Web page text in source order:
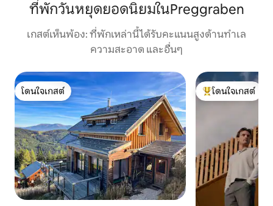
ที่พักวันหยุดยอดนิยมในPreggraben
เกสต์เห็นพ้อง: ที่พักเหล่านี้ได้รับคะแนนสูงด้านทำเล
ความสะอาด และอื่นๆ
โดนใจเกสต์
โดนใจเกสต์
โดนใจเกสต์ที่สุด
โดนใจเกสต์